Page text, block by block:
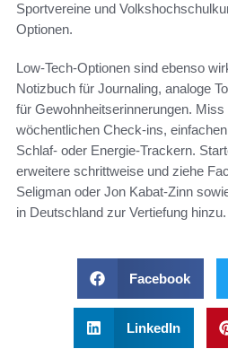
Sportvereine und
Optionen.
Low-Tech-Optionen sind ebenso
Notizbuch für Journaling, analoge
für Gewohnheitserinnerungen.
wöchentlichen Check‑ins,
Schlaf- oder Energie-Trackern.
erweitere schrittweise und ziehe
Seligman oder Jon Kabat‑Zinn
in Deutschland zur Vertiefung hinzu.
Facebook
LinkedIn